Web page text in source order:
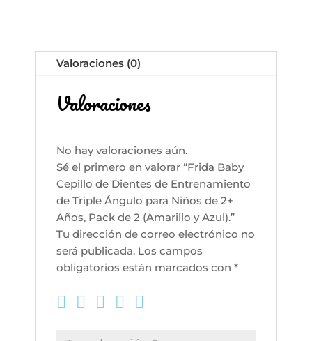
Ángulo
para
de
2+
Pack
de
2
(Amarillo
y
Azul).
cantidad
Valoraciones (0)
Valoraciones
No hay valoraciones aún.
Sé el primero en valorar “Frida Baby
Cepillo de Dientes de Entrenamiento
de Triple Ángulo para Niños de 2+
Años, Pack de 2 (Amarillo y Azul).”
Tu dirección de correo electrónico no
será publicada. Los campos
obligatorios están marcados con *